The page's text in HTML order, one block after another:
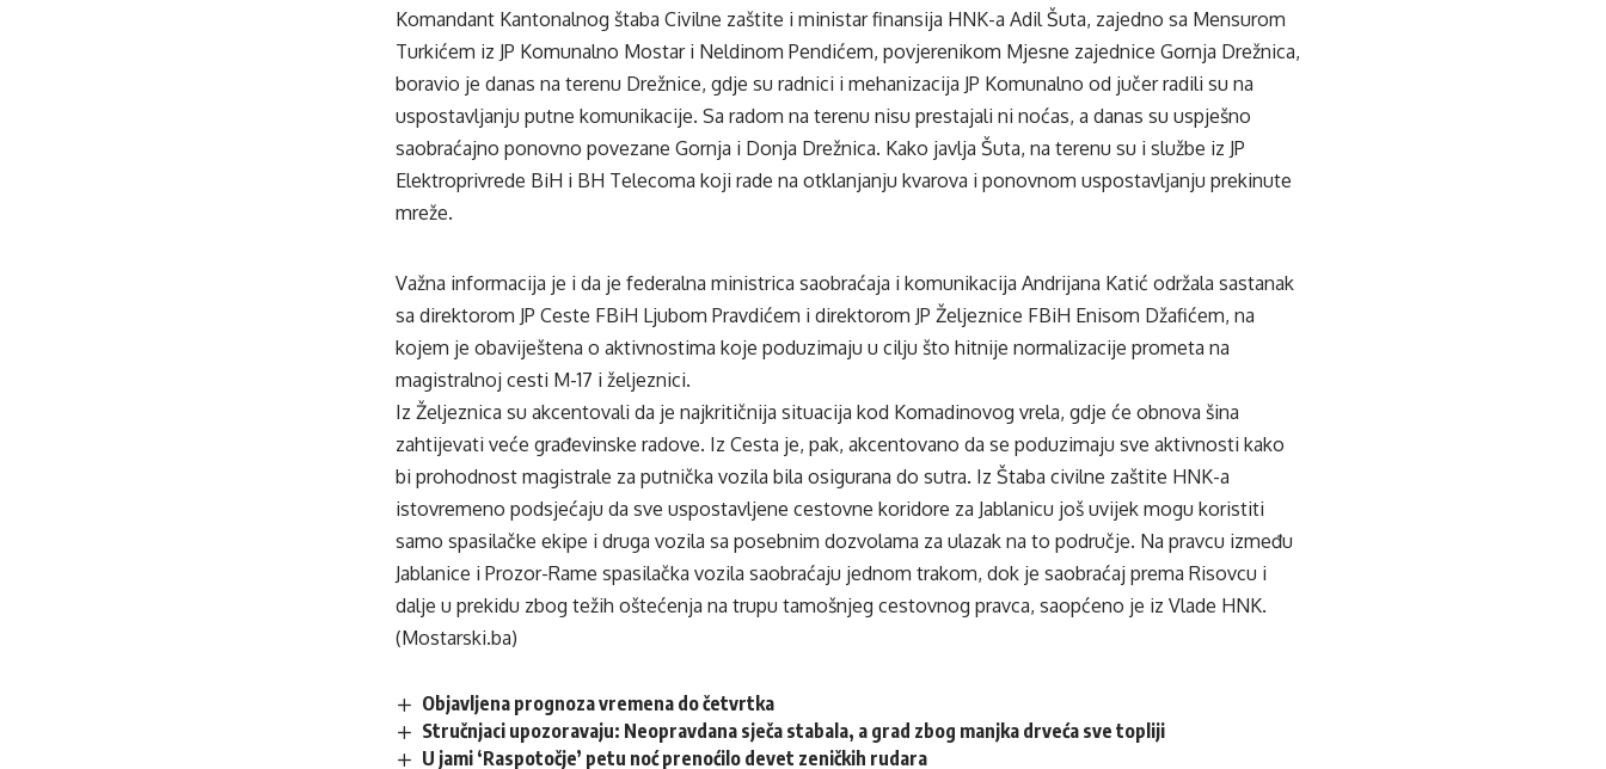
Komandant Kantonalnog štaba Civilne zaštite i ministar finansija HNK-a Adil Šuta, zajedno sa Mensurom
Turkićem iz JP Komunalno Mostar i Neldinom Pendićem, povjerenikom Mjesne zajednice Gornja Drežnica,
boravio je danas na terenu Drežnice, gdje su radnici i mehanizacija JP Komunalno od jučer radili su na
uspostavljanju putne komunikacije. Sa radom na terenu nisu prestajali ni noćas, a danas su uspješno
saobraćajno ponovno povezane Gornja i Donja Drežnica. Kako javlja Šuta, na terenu su i službe iz JP
Elektroprivrede BiH i BH Telecoma koji rade na otklanjanju kvarova i ponovnom uspostavljanju prekinute
mreže.
Važna informacija je i da je federalna ministrica saobraćaja i komunikacija Andrijana Katić održala sastanak
sa direktorom JP Ceste FBiH Ljubom Pravdićem i direktorom JP Željeznice FBiH Enisom Džafićem, na
kojem je obaviještena o aktivnostima koje poduzimaju u cilju što hitnije normalizacije prometa na
magistralnoj cesti M-17 i željeznici.
Iz Željeznica su akcentovali da je najkritičnija situacija kod Komadinovog vrela, gdje će obnova šina
zahtijevati veće građevinske radove. Iz Cesta je, pak, akcentovano da se poduzimaju sve aktivnosti kako
bi prohodnost magistrale za putnička vozila bila osigurana do sutra. Iz Štaba civilne zaštite HNK-a
istovremeno podsjećaju da sve uspostavljene cestovne koridore za Jablanicu još uvijek mogu koristiti
samo spasilačke ekipe i druga vozila sa posebnim dozvolama za ulazak na to područje. Na pravcu između
Jablanice i Prozor-Rame spasilačka vozila saobraćaju jednom trakom, dok je saobraćaj prema Risovcu i
dalje u prekidu zbog težih oštećenja na trupu tamošnjeg cestovnog pravca, saopćeno je iz Vlade HNK.
(Mostarski.ba)
Objavljena prognoza vremena do četvrtka
Stručnjaci upozoravaju: Neopravdana sječa stabala, a grad zbog manjka drveća sve topliji
U jami ‘Raspotočje’ petu noć prenoćilo devet zeničkih rudara